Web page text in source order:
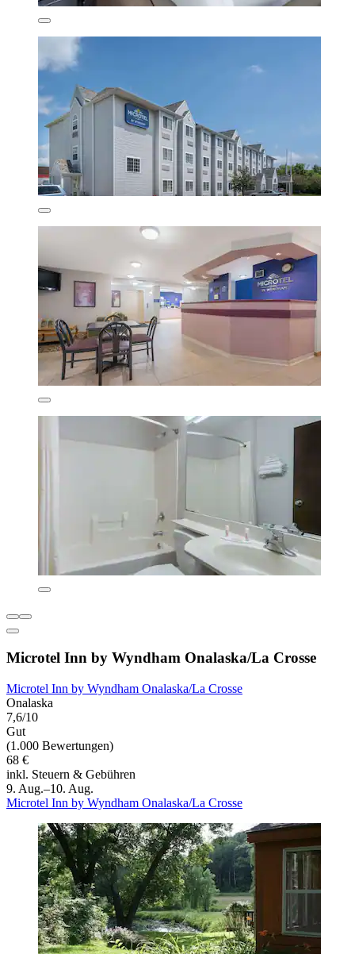
Microtel Inn by Wyndham Onalaska/La Crosse
Microtel Inn by Wyndham Onalaska/La Crosse
Onalaska
7,6/10
Gut
(1.000 Bewertungen)
68 €
inkl. Steuern & Gebühren
9. Aug.–10. Aug.
Microtel Inn by Wyndham Onalaska/La Crosse